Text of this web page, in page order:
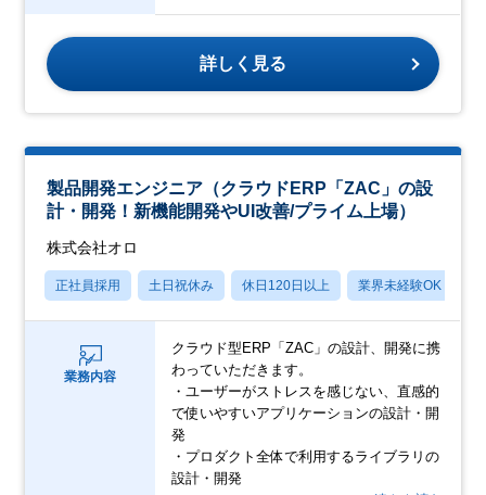
詳しく見る
製品開発エンジニア（クラウドERP「ZAC」の設
計・開発！新機能開発やUI改善/プライム上場）
株式会社オロ
正社員採用 土日祝休み 休日120日以上 業界未経験OK
業務内容
クラウド型ERP「ZAC」の設計、開発に携
わっていただきます。
・ユーザーがストレスを感じない、直感的
で使いやすいアプリケーションの設計・開
発
・プロダクト全体で利用するライブラリの
設計・開発